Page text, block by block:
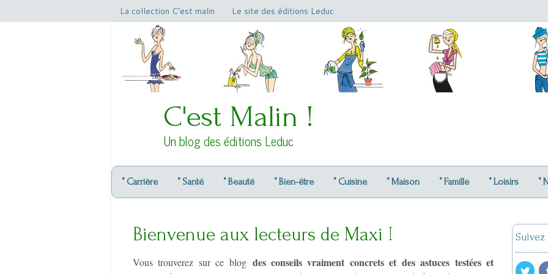
La collection C’est malin Le site des éditions Leduc
C'est Malin !
Un blog des éditions Leduc
° Carrière ° Santé ° Beauté ° Bien-être ° Cuisine ° Maison ° Famille ° Loisirs °
Bienvenue aux lecteurs de Maxi !
Vous trouverez sur ce blog des conseils vraiment concrets et des astuces testées et